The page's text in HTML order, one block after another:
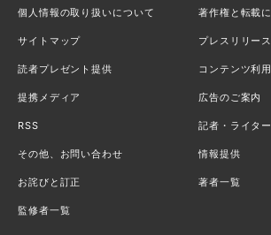
個人情報の取り扱いについて 著作権と転載
サイトマップ プレスリリー
読者プレゼント提供 コンテンツ利
提携メディア 広告のご案内
RSS 記者・ライタ
その他、お問い合わせ 情報提供
お詫びと訂正 著者一覧
監修者一覧